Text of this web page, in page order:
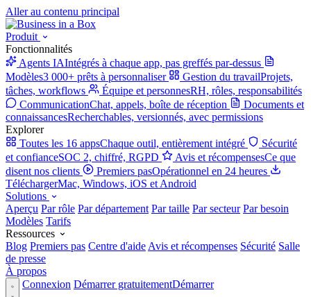
Aller au contenu principal
Produit
Fonctionnalités
Agents IAIntégrés à chaque app, pas greffés par-dessus
Modèles3 000+ prêts à personnaliser Gestion du travailProjets,
tâches, workflows
Équipe et personnesRH, rôles, responsabilités
CommunicationChat, appels, boîte de réception
Documents et
connaissancesRecherchables, versionnés, avec permissions
Explorer
Toutes les 16 appsChaque outil, entièrement intégré
Sécurité
et confianceSOC 2, chiffré, RGPD Avis et récompensesCe que
disent nos clients
Premiers pasOpérationnel en 24 heures
TéléchargerMac, Windows, iOS et Android
Solutions
Aperçu Par rôle Par département Par taille Par secteur Par besoin
Modèles Tarifs
Ressources
Blog Premiers pas Centre d'aide Avis et récompenses Sécurité Salle
de presse
À propos
Connexion Démarrer gratuitementDémarrer